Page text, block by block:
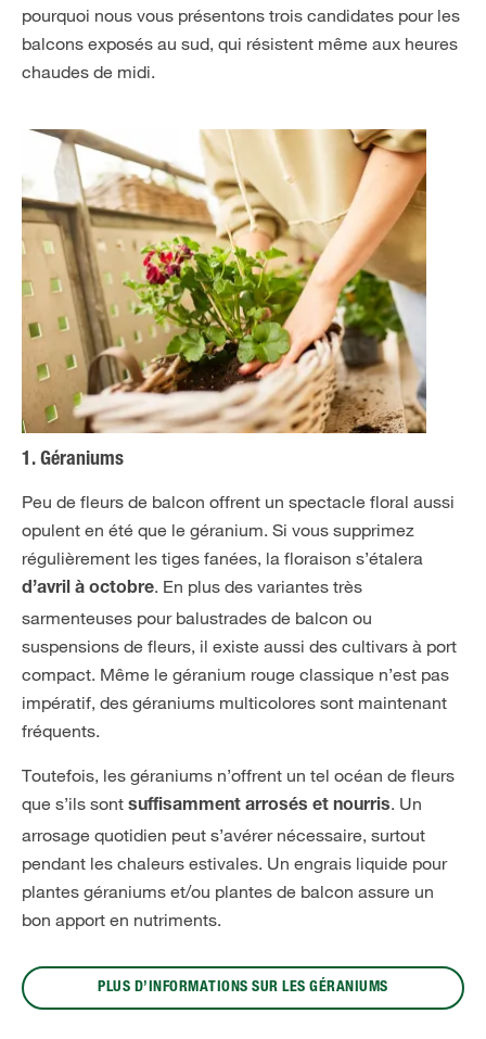
pourquoi nous vous présentons trois candidates pour les
balcons exposés au sud, qui résistent même aux heures
chaudes de midi.
1. Géraniums
Peu de fleurs de balcon offrent un spectacle floral aussi
opulent en été que le géranium. Si vous supprimez
régulièrement les tiges fanées, la floraison s’étalera
d’avril à octobre. En plus des variantes très
sarmenteuses pour balustrades de balcon ou
suspensions de fleurs, il existe aussi des cultivars à port
compact. Même le géranium rouge classique n’est pas
impératif, des géraniums multicolores sont maintenant
fréquents.
Toutefois, les géraniums n’offrent un tel océan de fleurs
que s’ils sont suffisamment arrosés et nourris. Un
arrosage quotidien peut s’avérer nécessaire, surtout
pendant les chaleurs estivales. Un engrais liquide pour
plantes géraniums et/ou plantes de balcon assure un
bon apport en nutriments.
PLUS D’INFORMATIONS SUR LES GÉRANIUMS